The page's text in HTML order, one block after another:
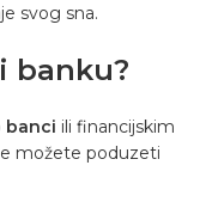
svog sna.
banku?
banci ili financijskim
možete poduzeti